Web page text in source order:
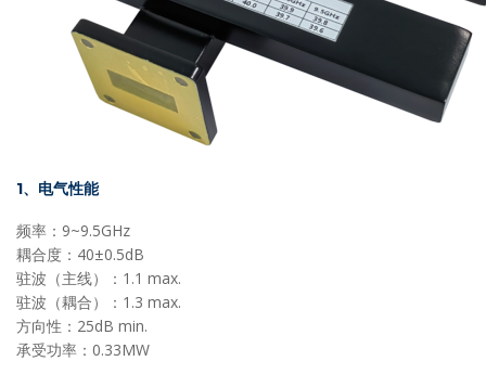
1、电气性能
频率：9~9.5GHz
耦合度：40±0.5dB
驻波（主线）：1.1 max.
驻波（耦合）：1.3 max.
方向性：25dB min.
承受功率：0.33MW